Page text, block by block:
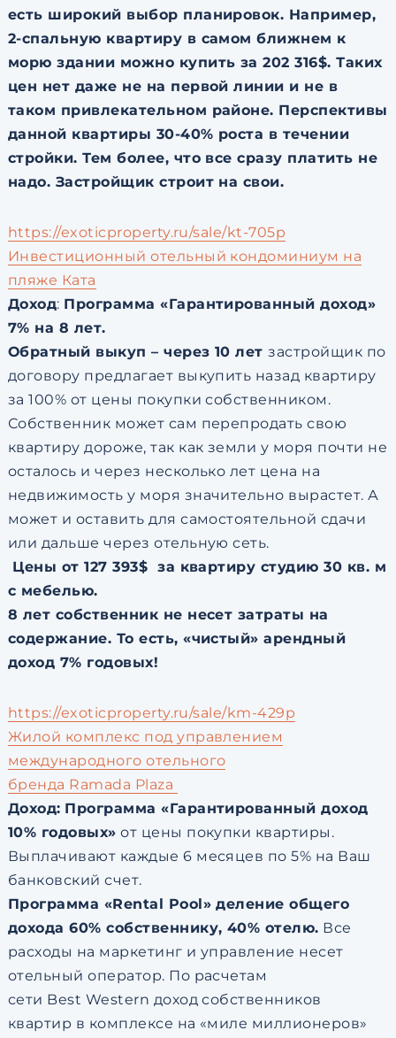
есть широкий выбор планировок. Например,
2-спальную квартиру в самом ближнем к
морю здании можно купить за 202 316$. Таких
цен нет даже не на первой линии и не в
таком привлекательном районе. Перспективы
данной квартиры 30-40% роста в течении
стройки. Тем более, что все сразу платить не
надо. Застройщик строит на свои.
https://exoticproperty.ru/sale/kt-705p
Инвестиционный отельный кондоминиум на
пляже Ката
Доход: Программа «Гарантированный доход»
7% на 8 лет.
Обратный выкуп – через 10 летзастройщик по
договору предлагает выкупить назад квартиру
за 100% от цены покупки собственником.
Собственник может сам перепродать свою
квартиру дороже, так как земли у моря почти не
осталось и через несколько лет цена на
недвижимость у моря значительно вырастет. А
может и оставить для самостоятельной сдачи
или дальше через отельную сеть.
Цены от 127 393$ за квартиру студию 30 кв. м
с мебелью.
8 лет собственник не несет затраты на
содержание. То есть, «чистый» арендный
доход 7% годовых!
https://exoticproperty.ru/sale/km-429p
Жилой комплекс под управлением
международного отельного
бренда Ramada Plaza
Доход: Программа «Гарантированный доход
10% годовых» от цены покупки квартиры.
Выплачивают каждые 6 месяцев по 5% на Ваш
банковский счет.
Программа «Rental Pool» деление общего
дохода 60% собственнику, 40% отелю. Все
расходы на маркетинг и управление несет
отельный оператор. По расчетам
сети Best Western доход собственников
квартир в комплексе на «миле миллионеров»